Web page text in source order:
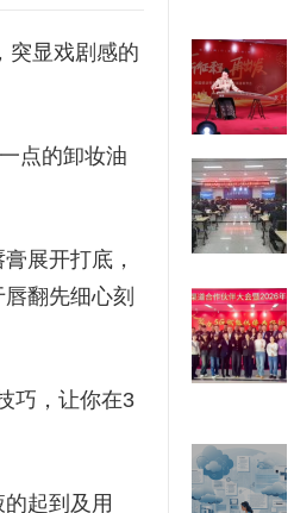
突显戏剧感的
点的卸妆油
展开打底，
翻先细心刻
巧，让你在3
起到及用